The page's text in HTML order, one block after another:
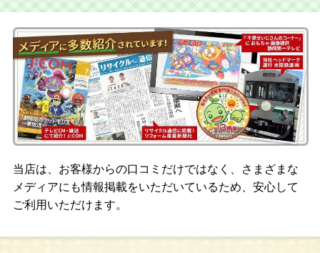
当店は、お客様からの口コミだけではなく、さまざまな
メディアにも情報掲載をいただいているため、安心して
ご利用いただけます。